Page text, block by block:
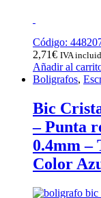
Código:
2,71€ IVA
Añadir al
Boligrafos,
Bic
– Punta
0.4mm –
Color